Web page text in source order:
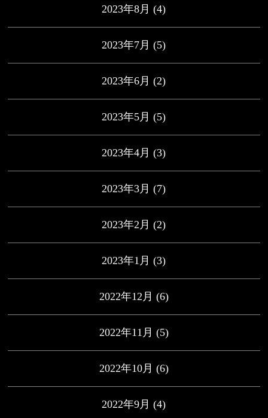
2023年8月 (4)
2023年7月 (5)
2023年6月 (2)
2023年5月 (5)
2023年4月 (3)
2023年3月 (7)
2023年2月 (2)
2023年1月 (3)
2022年12月 (6)
2022年11月 (5)
2022年10月 (6)
2022年9月 (4)